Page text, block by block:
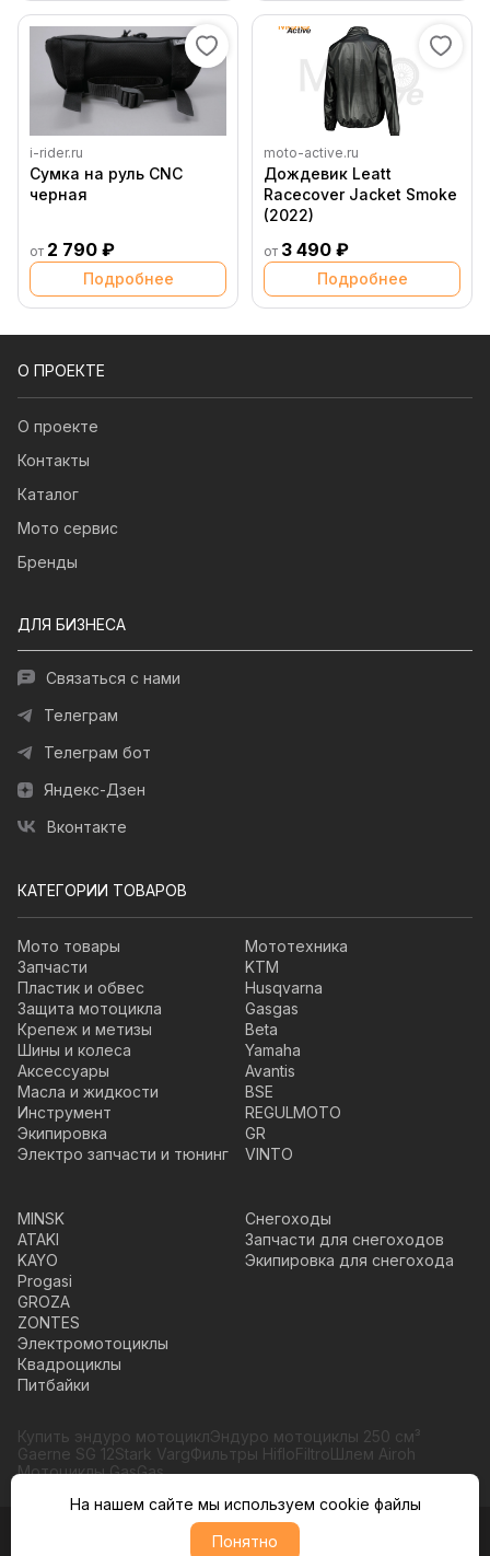
i-rider.ru
Сумка на руль CNC
черная
от 2 790 ₽
Подробнее
moto-active.ru
Дождевик Leatt
Racecover Jacket Smoke
(2022)
от 3 490 ₽
Подробнее
О ПРОЕКТЕ
О проекте
Контакты
Каталог
Мото сервис
Бренды
ДЛЯ БИЗНЕСА
Связаться с нами
Телеграм
Телеграм бот
Яндекс-Дзен
Вконтакте
КАТЕГОРИИ ТОВАРОВ
Мото товары
Запчасти
Пластик и обвес
Защита мотоцикла
Крепеж и метизы
Шины и колеса
Аксессуары
Масла и жидкости
Инструмент
Экипировка
Электро запчасти и тюнинг
Мототехника
KTM
Husqvarna
Gasgas
Beta
Yamaha
Avantis
BSE
REGULMOTO
GR
VINTO
MINSK
ATAKI
KAYO
Progasi
GROZA
ZONTES
Электромотоциклы
Квадроциклы
Питбайки
Снегоходы
Запчасти для снегоходов
Экипировка для снегохода
Купить эндуро мотоциклЭндуро мотоциклы 250 см³
Gaerne SG 12Stark VargФильтры HifloFiltroШлем Airoh
Мотоциклы GasGas
© Moto365, Все права защищены
На нашем сайте мы используем cookie файлы
Понятно